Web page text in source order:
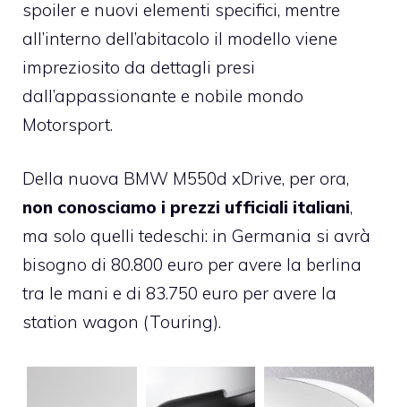
spoiler e nuovi elementi specifici, mentre
all’interno dell’abitacolo il modello viene
impreziosito da dettagli presi
dall’appassionante e nobile mondo
Motorsport.
Della nuova BMW M550d xDrive, per ora,
non conosciamo i prezzi ufficiali italiani,
ma solo quelli tedeschi: in Germania si avrà
bisogno di 80.800 euro per avere la berlina
tra le mani e di 83.750 euro per avere la
station wagon (Touring).